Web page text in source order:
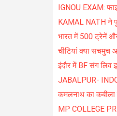
IGNOU EXAM:
KAMAL NATH ने
भारत में 500 ट्रेनें
चीटियां क्या सचमुच
इंदौर में BF संग लिव
JABALPUR-
कमलनाथ का कबीला
MP COLLEGE